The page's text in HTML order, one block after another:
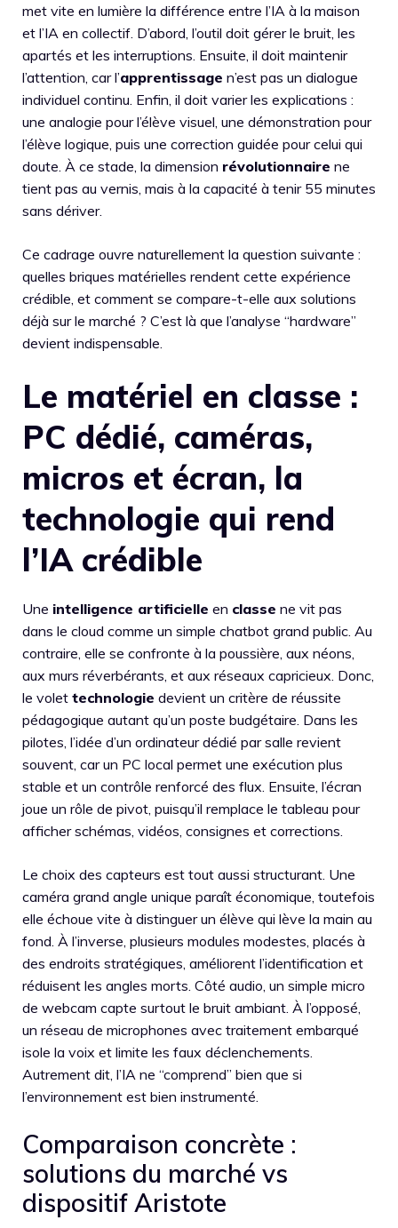
met vite en lumière la différence entre l’IA à la maison
et l’IA en collectif. D’abord, l’outil doit gérer le bruit, les
apartés et les interruptions. Ensuite, il doit maintenir
l’attention, car l’apprentissage n’est pas un dialogue
individuel continu. Enfin, il doit varier les explications :
une analogie pour l’élève visuel, une démonstration pour
l’élève logique, puis une correction guidée pour celui qui
doute. À ce stade, la dimension révolutionnaire ne
tient pas au vernis, mais à la capacité à tenir 55 minutes
sans dériver.
Ce cadrage ouvre naturellement la question suivante :
quelles briques matérielles rendent cette expérience
crédible, et comment se compare-t-elle aux solutions
déjà sur le marché ? C’est là que l’analyse “hardware”
devient indispensable.
Le matériel en classe :
PC dédié, caméras,
micros et écran, la
technologie qui rend
l’IA crédible
Une intelligence artificielle en classe ne vit pas
dans le cloud comme un simple chatbot grand public. Au
contraire, elle se confronte à la poussière, aux néons,
aux murs réverbérants, et aux réseaux capricieux. Donc,
le volet technologie devient un critère de réussite
pédagogique autant qu’un poste budgétaire. Dans les
pilotes, l’idée d’un ordinateur dédié par salle revient
souvent, car un PC local permet une exécution plus
stable et un contrôle renforcé des flux. Ensuite, l’écran
joue un rôle de pivot, puisqu’il remplace le tableau pour
afficher schémas, vidéos, consignes et corrections.
Le choix des capteurs est tout aussi structurant. Une
caméra grand angle unique paraît économique, toutefois
elle échoue vite à distinguer un élève qui lève la main au
fond. À l’inverse, plusieurs modules modestes, placés à
des endroits stratégiques, améliorent l’identification et
réduisent les angles morts. Côté audio, un simple micro
de webcam capte surtout le bruit ambiant. À l’opposé,
un réseau de microphones avec traitement embarqué
isole la voix et limite les faux déclenchements.
Autrement dit, l’IA ne “comprend” bien que si
l’environnement est bien instrumenté.
Comparaison concrète :
solutions du marché vs
dispositif Aristote